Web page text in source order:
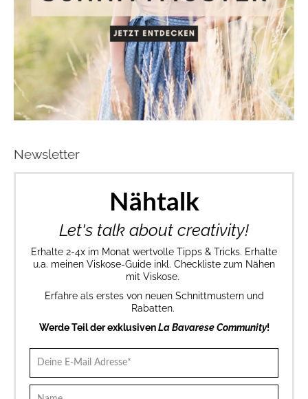
Newsletter
Nähtalk
Let's talk about creativity!
Erhalte 2-4x im Monat wertvolle Tipps & Tricks. Erhalte
u.a. meinen Viskose-Guide inkl. Checkliste zum Nähen
mit Viskose.
Erfahre als erstes von neuen Schnittmustern und
Rabatten.
Werde Teil der exklusivenLa Bavarese Community!